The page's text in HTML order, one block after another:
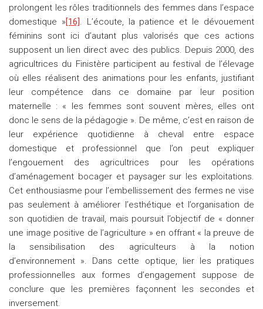
prolongent les rôles traditionnels des femmes dans l’espace
domestique »[16]. L’écoute, la patience et le dévouement
féminins sont ici d’autant plus valorisés que ces actions
supposent un lien direct avec des publics. Depuis 2000, des
agricultrices du Finistère participent au festival de l’élevage
où elles réalisent des animations pour les enfants, justifiant
leur compétence dans ce domaine par leur position
maternelle : « les femmes sont souvent mères, elles ont
donc le sens de la pédagogie ». De même, c’est en raison de
leur expérience quotidienne à cheval entre espace
domestique et professionnel que l’on peut expliquer
l’engouement des agricultrices pour les opérations
d’aménagement bocager et paysager sur les exploitations.
Cet enthousiasme pour l’embellissement des fermes ne vise
pas seulement à améliorer l’esthétique et l’organisation de
son quotidien de travail, mais poursuit l’objectif de « donner
une image positive de l’agriculture » en offrant « la preuve de
la sensibilisation des agriculteurs à la notion
d’environnement ». Dans cette optique, lier les pratiques
professionnelles aux formes d’engagement suppose de
conclure que les premières façonnent les secondes et
inversement.